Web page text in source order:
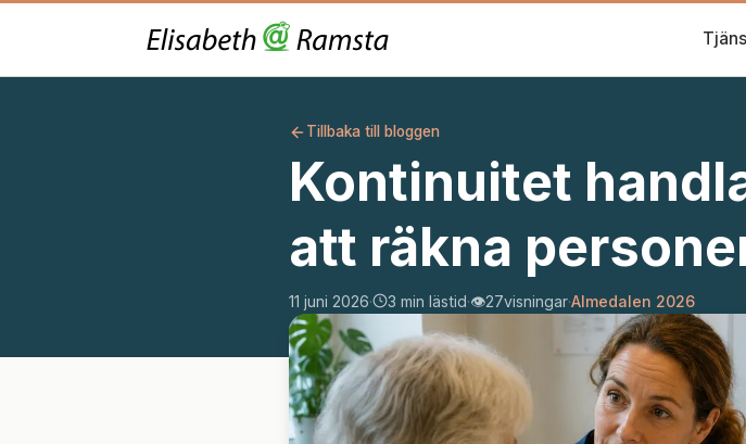
Tillbaka till bloggen
Kontinuitet
att räkna
11 juni 2026· 3 min lästid·👁️27visningar·Almedalen 2026